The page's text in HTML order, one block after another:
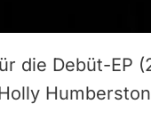
die Debüt-EP